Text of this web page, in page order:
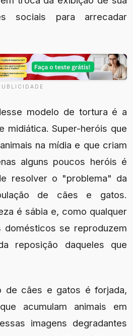
sociais para arrecadar
modelo de tortura é a
midiática. Super-heróis que
na mídia e que criam
alguns poucos heróis é
resolver o "problema" da
de cães e gatos.
é sábia e, como qualquer
domésticos se reproduzem
reposição daqueles que
de cães e gatos é forjada,
acumulam animais em
imagens degradantes